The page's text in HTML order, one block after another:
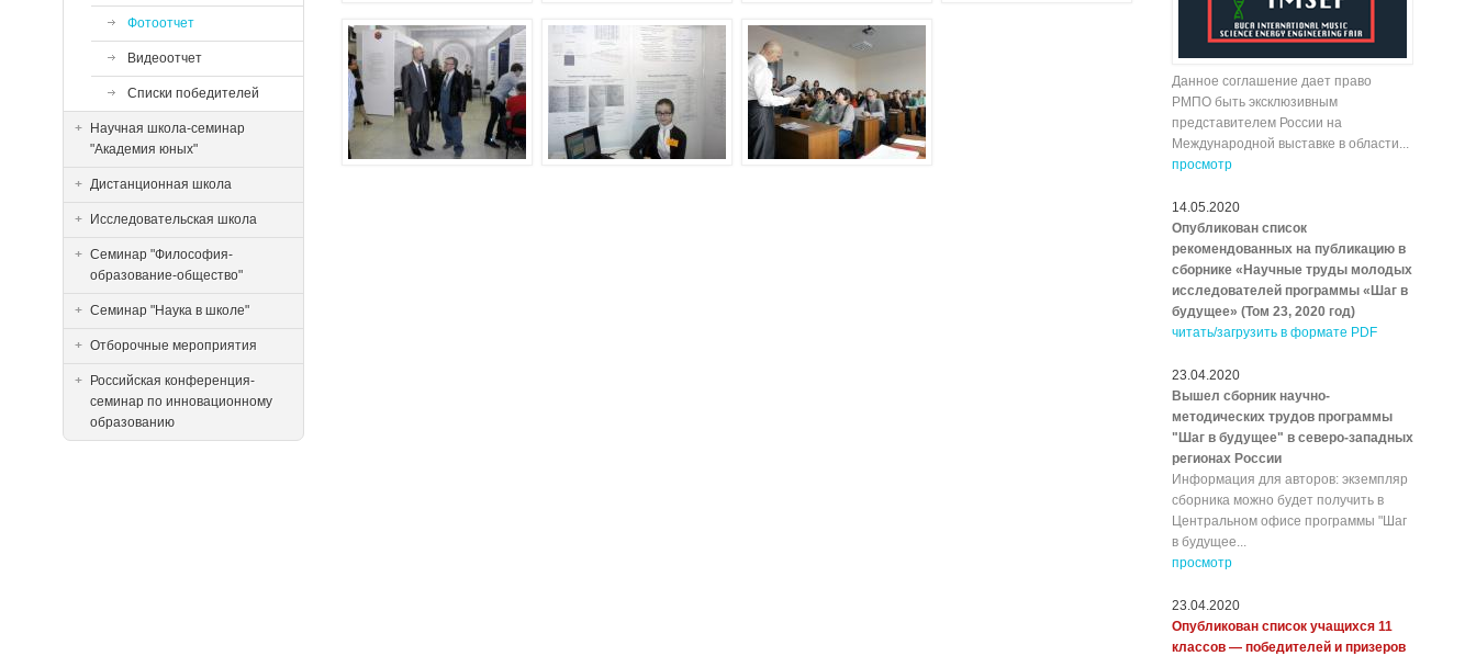
Фотоотчет
Видеоотчет
Списки победителей
Научная школа-семинар
"Академия юных"
Дистанционная школа
Исследовательская школа
Семинар "Философия-
образование-общество"
Семинар "Наука в школе"
Отборочные мероприятия
Российская конференция-
семинар по инновационному
образованию
Данное соглашение дает право
РМПО быть эксклюзивным
представителем России на
Международной выставке в области...
просмотр
14.05.2020
Опубликован список
рекомендованных на публикацию в
сборнике «Научные труды молодых
исследователей программы «Шаг в
будущее» (Том 23, 2020 год)
читать/загрузить в формате PDF
23.04.2020
Вышел сборник научно-
методических трудов программы
"Шаг в будущее" в северо-западных
регионах России
Информация для авторов: экземпляр
сборника можно будет получить в
Центральном офисе программы "Шаг
в будущее...
просмотр
23.04.2020
Опубликован список учащихся 11
классов — победителей и призеров